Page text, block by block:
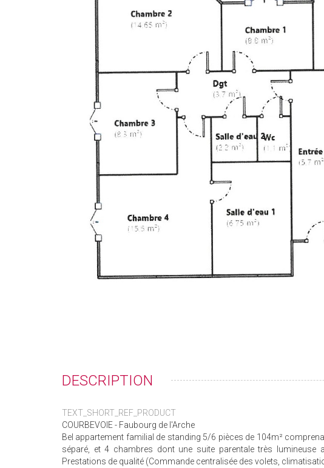
DESCRIPTION
TEXT_SHORT_REF_PRODUCT
COURBEVOIE - Faubourg de l'Arche
Bel appartement familial de standing 5/6 pièces de 104m²
séparé, et 4 chambres dont une suite parentale très
Prestations de qualité (Commande centralisée des volets,